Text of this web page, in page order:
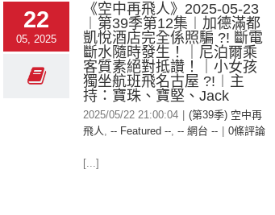
22
05, 2025
《空中再飛人》2025-05-23
︱第39季第12集︱加德滿都
凱悅酒店完全係照騙 ?! 斷電
斷水隨時發生！｜尼泊爾乘
客質素絕對抵讚！｜小女孩
獨坐航班飛名古屋 ?!︱主
持：寶珠、寶堅、Jack
2025/05/22 21:00:04
(第39季) 空中再
飛人, -- Featured --, -- 網台 -- 0條評論
[...]